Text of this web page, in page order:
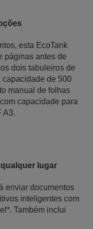
esta EcoTank
páginas antes de
dois tabuleiros de
capacidade de 500
manual de folhas
capacidade para
A3.
qualquer lugar
enviar documentos
inteligentes com
Também inclui